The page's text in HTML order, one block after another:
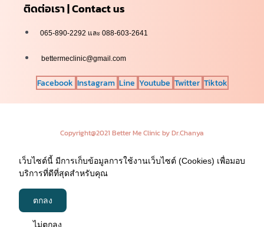
ติดต่อเรา | Contact us
065-890-2292 และ 088-603-2641
bettermeclinic@gmail.com
Facebook Instagram Line Youtube Twitter Tiktok
Copyright@2021 Better Me Clinic by Dr.Chanya
เว็บไซต์นี้ มีการเก็บข้อมูลการใช้งานเว็บไซต์ (Cookies) เพื่อมอบ
บริการที่ดีที่สุดสำหรับคุณ
ตกลง
ไม่ตกลง